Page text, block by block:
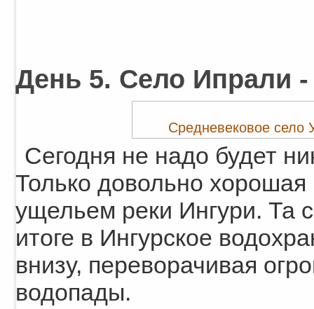
День 5. Село Ипрали
Средневековое село
Сегодня не надо будет
Только довольно хорошая
ущельем реки Ингури. Та
итоге в Ингурское
внизу, переворачивая
водопады.